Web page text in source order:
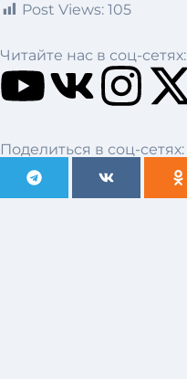
Post Views: 105
Читайте нас в соц-сетях:
Поделиться в соц-сетях: